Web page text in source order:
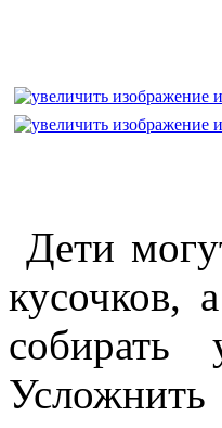
Дети
кусочков,
собирать